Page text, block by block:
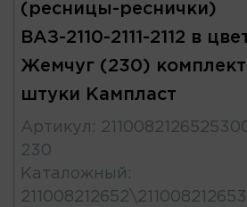
(ресницы-реснички)
ВАЗ-2110-2111-2112 в
Жемчуг (230) комплект
штуки Кампласт
Артикул :
230
Каталожный :